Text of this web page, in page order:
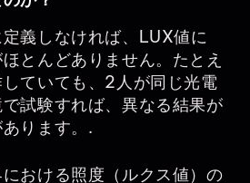
義しなければ、LUX値に
とんどありません。たとえ
ていても、2人が同じ光電
試験すれば、異なる結果が
ります。.
おける照度（ルクス値）の